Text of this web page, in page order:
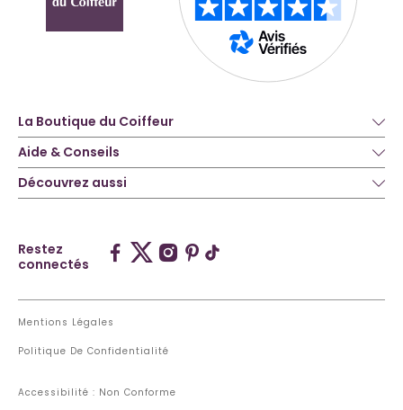
La Boutique du Coiffeur
Aide & Conseils
Découvrez aussi
Restez
connectés
Mentions Légales
Politique De Confidentialité
Accessibilité : Non Conforme